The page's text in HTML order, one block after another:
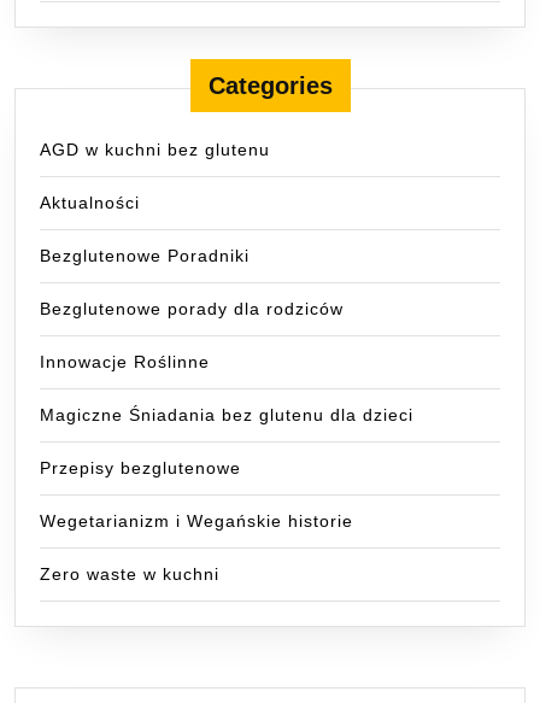
Categories
AGD w kuchni bez glutenu
Aktualności
Bezglutenowe Poradniki
Bezglutenowe porady dla rodziców
Innowacje Roślinne
Magiczne Śniadania bez glutenu dla dzieci
Przepisy bezglutenowe
Wegetarianizm i Wegańskie historie
Zero waste w kuchni